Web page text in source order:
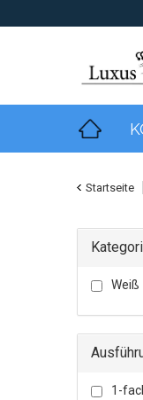
Startseite
Weiß
1-